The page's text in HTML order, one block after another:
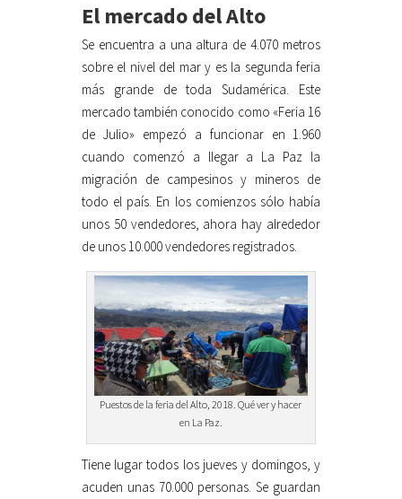
El mercado del Alto
Se encuentra a una altura de 4.070 metros
sobre el nivel del mar y es la segunda feria
más grande de toda Sudamérica. Este
mercado también conocido como «Feria 16
de Julio» empezó a funcionar en 1.960
cuando comenzó a llegar a La Paz la
migración de campesinos y mineros de
todo el país. En los comienzos sólo había
unos 50 vendedores, ahora hay alrededor
de unos 10.000 vendedores registrados.
Puestos de la feria del Alto, 2018. Qué ver y hacer
en La Paz.
Tiene lugar todos los jueves y domingos, y
acuden unas 70.000 personas. Se guardan